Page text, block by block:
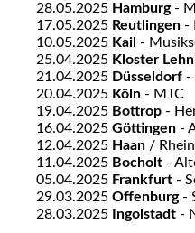
28.05.2025 Hamburg-
17.05.2025 Reutlingen -
10.05.2025 Kail -
25.04.2025 Kloster
21.04.2025 Düsseldorf -
20.04.2025 Köln - MTC
19.04.2025 Bottrop -
16.04.2025 Göttingen -
12.04.2025 Haan /
11.04.2025 Bocholt -
05.04.2025 Frankfurt -
29.03.2025 Offenburg-
28.03.2025
Ingolstadt -